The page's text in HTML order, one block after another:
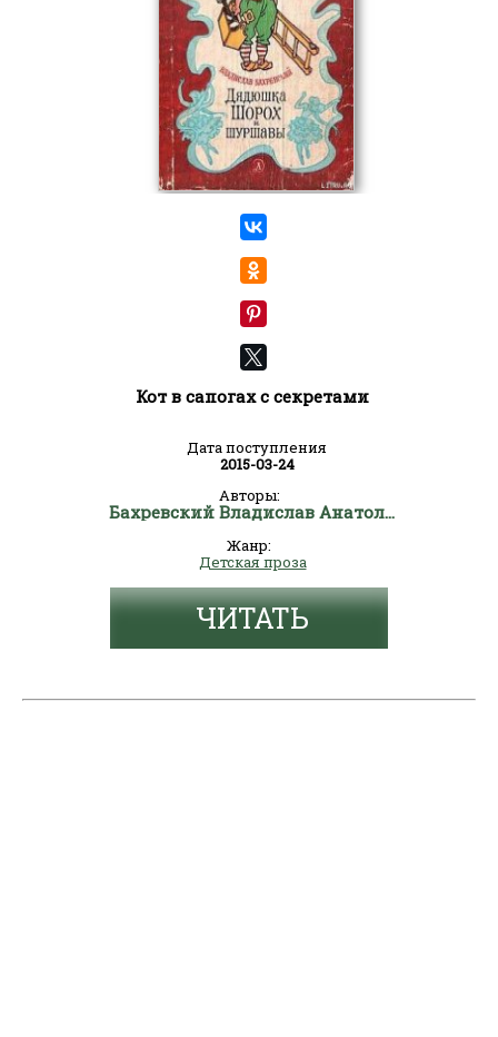
Кот в сапогах с секретами
Дата поступления
2015-03-24
Авторы:
Бахревский Владислав Анатольевич
Жанр:
Детская проза
ЧИТАТЬ